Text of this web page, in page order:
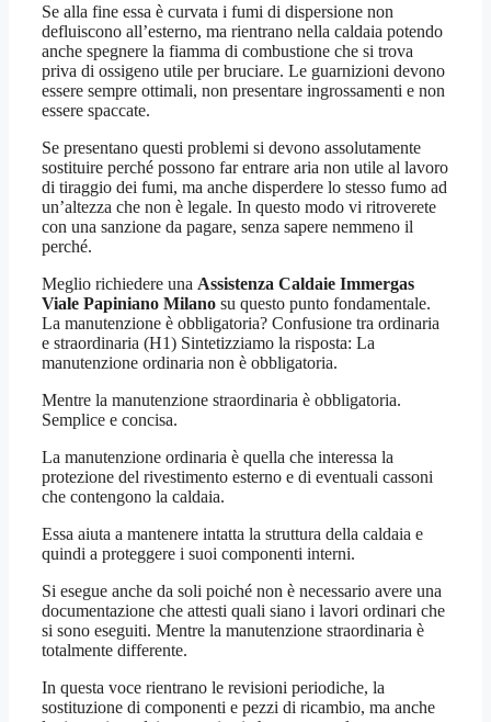
Se alla fine essa è curvata i fumi di dispersione non
defluiscono all’esterno, ma rientrano nella caldaia potendo
anche spegnere la fiamma di combustione che si trova
priva di ossigeno utile per bruciare. Le guarnizioni devono
essere sempre ottimali, non presentare ingrossamenti e non
essere spaccate.
Se presentano questi problemi si devono assolutamente
sostituire perché possono far entrare aria non utile al lavoro
di tiraggio dei fumi, ma anche disperdere lo stesso fumo ad
un’altezza che non è legale. In questo modo vi ritroverete
con una sanzione da pagare, senza sapere nemmeno il
perché.
Meglio richiedere una Assistenza Caldaie Immergas
Viale Papiniano Milano su questo punto fondamentale.
La manutenzione è obbligatoria? Confusione tra ordinaria
e straordinaria (H1) Sintetizziamo la risposta: La
manutenzione ordinaria non è obbligatoria.
Mentre la manutenzione straordinaria è obbligatoria.
Semplice e concisa.
La manutenzione ordinaria è quella che interessa la
protezione del rivestimento esterno e di eventuali cassoni
che contengono la caldaia.
Essa aiuta a mantenere intatta la struttura della caldaia e
quindi a proteggere i suoi componenti interni.
Si esegue anche da soli poiché non è necessario avere una
documentazione che attesti quali siano i lavori ordinari che
si sono eseguiti. Mentre la manutenzione straordinaria è
totalmente differente.
In questa voce rientrano le revisioni periodiche, la
sostituzione di componenti e pezzi di ricambio, ma anche